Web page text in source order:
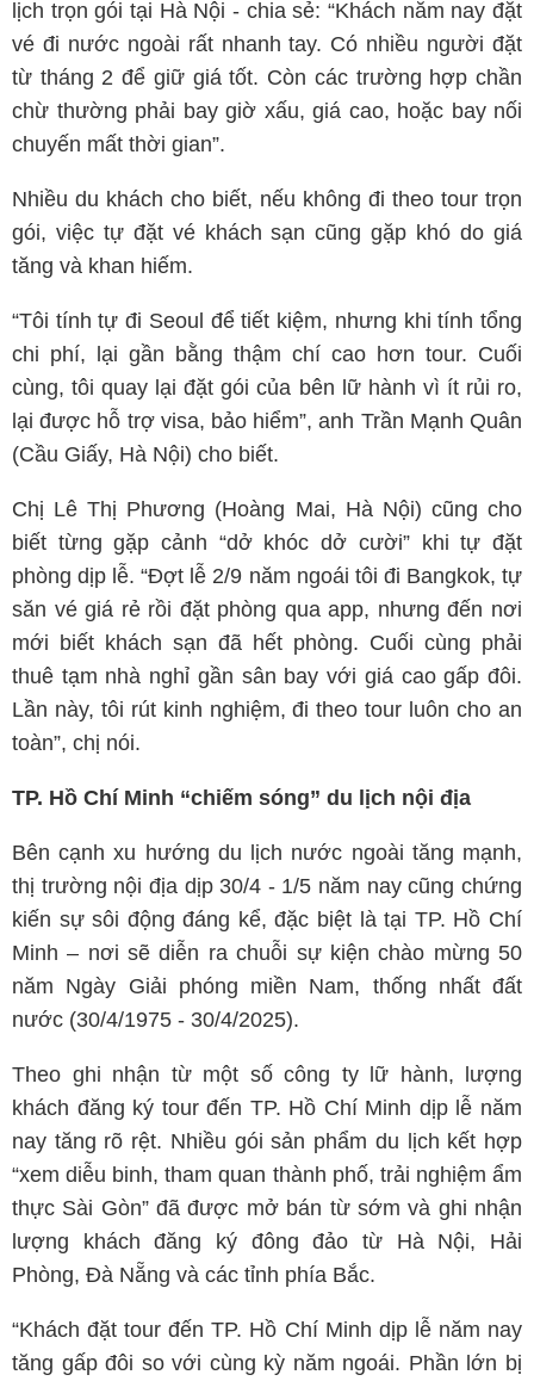
lịch trọn gói tại Hà Nội - chia sẻ: “Khách năm nay đặt
vé đi nước ngoài rất nhanh tay. Có nhiều người đặt
từ tháng 2 để giữ giá tốt. Còn các trường hợp chần
chừ thường phải bay giờ xấu, giá cao, hoặc bay nối
chuyến mất thời gian”.
Nhiều du khách cho biết, nếu không đi theo tour trọn
gói, việc tự đặt vé khách sạn cũng gặp khó do giá
tăng và khan hiếm.
“Tôi tính tự đi Seoul để tiết kiệm, nhưng khi tính tổng
chi phí, lại gần bằng thậm chí cao hơn tour. Cuối
cùng, tôi quay lại đặt gói của bên lữ hành vì ít rủi ro,
lại được hỗ trợ visa, bảo hiểm”, anh Trần Mạnh Quân
(Cầu Giấy, Hà Nội) cho biết.
Chị Lê Thị Phương (Hoàng Mai, Hà Nội) cũng cho
biết từng gặp cảnh “dở khóc dở cười” khi tự đặt
phòng dịp lễ. “Đợt lễ 2/9 năm ngoái tôi đi Bangkok, tự
săn vé giá rẻ rồi đặt phòng qua app, nhưng đến nơi
mới biết khách sạn đã hết phòng. Cuối cùng phải
thuê tạm nhà nghỉ gần sân bay với giá cao gấp đôi.
Lần này, tôi rút kinh nghiệm, đi theo tour luôn cho an
toàn”, chị nói.
TP. Hồ Chí Minh “chiếm sóng” du lịch nội địa
Bên cạnh xu hướng du lịch nước ngoài tăng mạnh,
thị trường nội địa dịp 30/4 - 1/5 năm nay cũng chứng
kiến sự sôi động đáng kể, đặc biệt là tại TP. Hồ Chí
Minh – nơi sẽ diễn ra chuỗi sự kiện chào mừng 50
năm Ngày Giải phóng miền Nam, thống nhất đất
nước (30/4/1975 - 30/4/2025).
Theo ghi nhận từ một số công ty lữ hành, lượng
khách đăng ký tour đến TP. Hồ Chí Minh dịp lễ năm
nay tăng rõ rệt. Nhiều gói sản phẩm du lịch kết hợp
“xem diễu binh, tham quan thành phố, trải nghiệm ẩm
thực Sài Gòn” đã được mở bán từ sớm và ghi nhận
lượng khách đăng ký đông đảo từ Hà Nội, Hải
Phòng, Đà Nẵng và các tỉnh phía Bắc.
“Khách đặt tour đến TP. Hồ Chí Minh dịp lễ năm nay
tăng gấp đôi so với cùng kỳ năm ngoái. Phần lớn bị